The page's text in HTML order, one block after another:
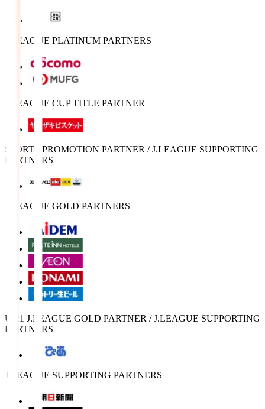
J.LEAGUE PLATINUM PARTNERS
J.LEAGUE CUP TITLE PARTNER
SPORTS PROMOTION PARTNER / J.LEAGUE SUPPORTING
PARTNERS
J.LEAGUE GOLD PARTNERS
U-21 J.LEAGUE GOLD PARTNER / J.LEAGUE SUPPORTING
PARTNERS
J.LEAGUE SUPPORTING PARTNERS